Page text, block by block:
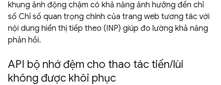
khung ảnh động chậm có khả năng ảnh hưởng đến chỉ
số Chỉ số quan trọng chính của trang web tương tác với
nội dung hiển thị tiếp theo (INP) giúp đo lường khả năng
phản hồi.
API bộ nhớ đệm cho thao tác tiến/lùi
không được khôi phục